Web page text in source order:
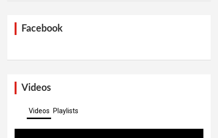
Facebook
Videos
Videos Playlists